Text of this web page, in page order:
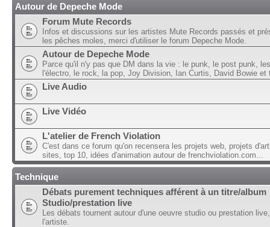
Autour de Depeche Mode
Forum Mute Records
Infos et discussions sur les artistes Mute Records passés et
les pêches moles, merci d'utiliser le forum Depeche Mode.
Autour de Depeche Mode
Parce qu'il n'y pas que DM dans la vie : le punk, le post punk,
l'électro, le rock, la pop, Joy Division, Ian Curtis, David Bowie et
Live Audio
Live Vidéo
L'atelier de French Violation
C'est dans ce forum qu'on recensera les projets web, projets
sites, top 10, idées d'animation autour de frenchviolation.com...
Technique
Débats purement techniques afférent à un titre/album
Studio/prestation live
Les débats tournent autour d'une oeuvre studio ou prestation
l'artiste.